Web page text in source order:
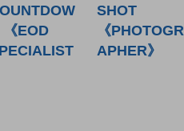
《EOD
SHOT
《PHOTOGR
APHER》